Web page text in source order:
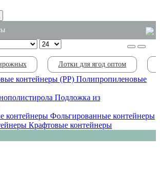
для суши
плиты
туалета
прозрачные
Лотки для ягод оптом
Полипропиленовые
Подложка из
Фольгированные контейнеры
Крафтовые контейнеры